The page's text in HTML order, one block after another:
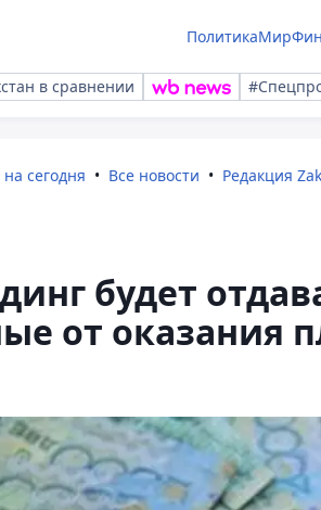
ПолитикаМир
в сравнении
сегодня Все новости Редакция
будет
от оказания